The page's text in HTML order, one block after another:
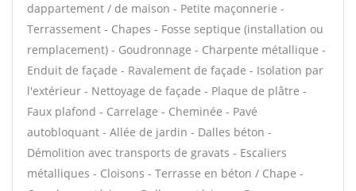
dappartement / de maison - Petite maçonnerie -
Terrassement - Chapes - Fosse septique (installation ou
remplacement) - Goudronnage - Charpente métallique -
Enduit de façade - Ravalement de façade - Isolation par
l'extérieur - Nettoyage de façade - Plaque de plâtre -
Faux plafond - Carrelage - Cheminée - Pavé
autobloquant - Allée de jardin - Dalles béton -
Démolition avec transports de gravats - Escaliers
métalliques - Cloisons - Terrasse en béton / Chape -